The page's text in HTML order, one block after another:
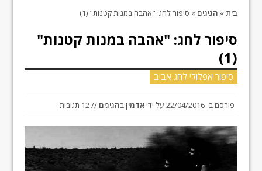
בית» הגיגים » סיפור לחג: "אהבה במנות קטנות" (1)
סיפור לחג: "אהבה במנות קטנות"
(1)
סיפור אפלולי לחג אביב
פורסם ב-22/04/2016 על ידיאדמיןבהגיגים // 12 תגובות